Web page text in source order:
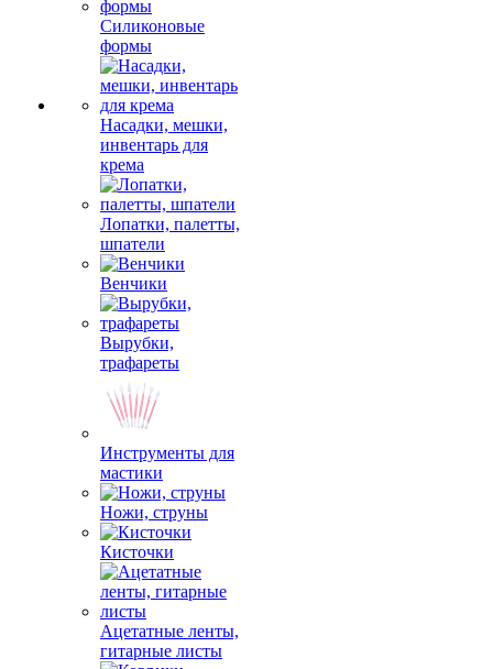
Силиконовые
формы
Насадки, мешки,
инвентарь для
крема
Лопатки, палетты,
шпатели
Венчики
Вырубки,
трафареты
Инструменты для
мастики
Ножи, струны
Кисточки
Ацетатные ленты,
гитарные листы